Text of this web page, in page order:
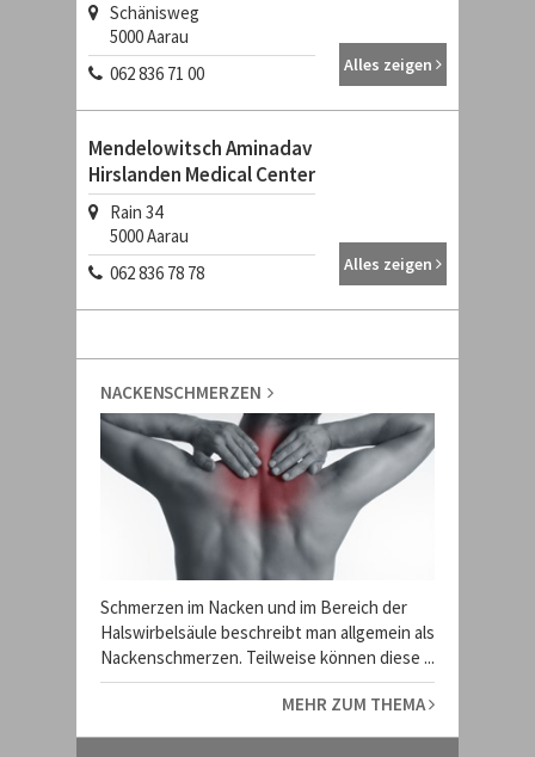
Schänisweg
5000Aarau
062 836 71 00
Alles zeigen
Mendelowitsch Aminadav
Hirslanden Medical Center
Rain 34
5000Aarau
062 836 78 78
Alles zeigen
NACKENSCHMERZEN
Schmerzen im Nacken und im Bereich der
Halswirbelsäule beschreibt man allgemein als
Nackenschmerzen. Teilweise können diese ...
MEHR ZUM THEMA